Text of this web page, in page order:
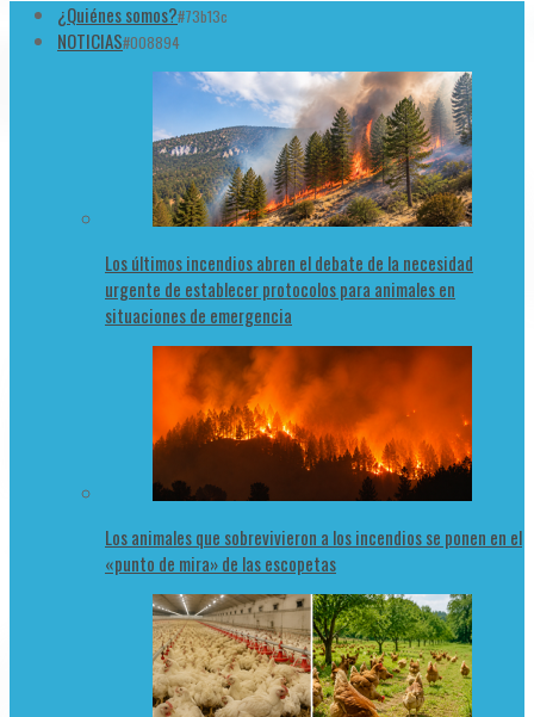
¿Quiénes somos?#73b13c
NOTICIAS#008894
Los últimos incendios abren el debate de la necesidad
urgente de establecer protocolos para animales en
situaciones de emergencia
Los animales que sobrevivieron a los incendios se ponen en el
«punto de mira» de las escopetas